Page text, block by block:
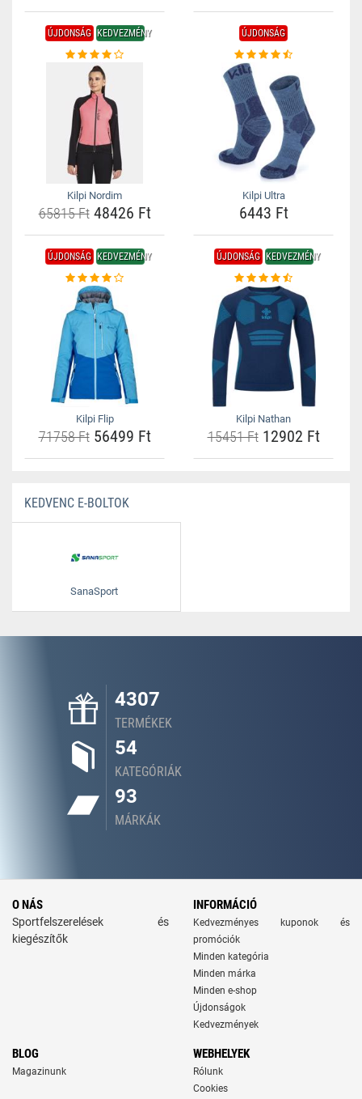
ÚJDONSÁG KEDVEZMÉNY
Kilpi Nordim
65815 Ft48426 Ft
ÚJDONSÁG
Kilpi Ultra
6443 Ft
ÚJDONSÁG KEDVEZMÉNY
Kilpi Flip
71758 Ft56499 Ft
ÚJDONSÁG KEDVEZMÉNY
Kilpi Nathan
15451 Ft12902 Ft
KEDVENC E-BOLTOK
SanaSport
4307
TERMÉKEK
54
KATEGÓRIÁK
93
MÁRKÁK
O NÁS
Sportfelszerelések és
kiegészítők
INFORMÁCIÓ
Kedvezményes kuponok és
promóciók
Minden kategória
Minden márka
Minden e-shop
Újdonságok
Kedvezmények
BLOG
Magazinunk
WEBHELYEK
Rólunk
Cookies